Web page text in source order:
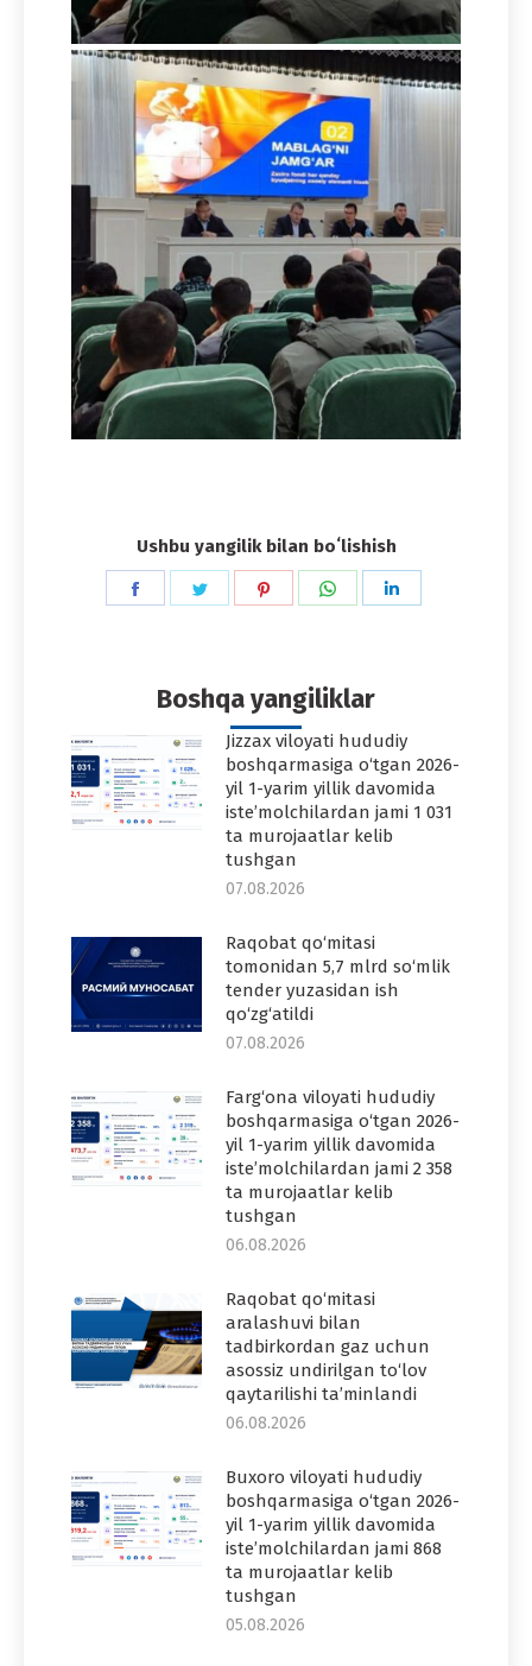
Ushbu yangilik bilan boʻlishish
Share
Share
Share
Share
Boshqa yangiliklar
Jizzax viloyati hududiy
boshqarmasiga o‘tgan 2026-
yil 1-yarim yillik davomida
iste’molchilardan jami 1 031
ta murojaatlar kelib
tushgan
07.08.2026
Raqobat qo‘mitasi
tomonidan 5,7 mlrd so‘mlik
tender yuzasidan ish
qo‘zg‘atildi
07.08.2026
Farg‘ona viloyati hududiy
boshqarmasiga o‘tgan 2026-
yil 1-yarim yillik davomida
iste’molchilardan jami 2 358
ta murojaatlar kelib
tushgan
06.08.2026
Raqobat qo‘mitasi
aralashuvi bilan
tadbirkordan gaz uchun
asossiz undirilgan to‘lov
qaytarilishi ta’minlandi
06.08.2026
Buxoro viloyati hududiy
boshqarmasiga o‘tgan 2026-
yil 1-yarim yillik davomida
iste’molchilardan jami 868
ta murojaatlar kelib
tushgan
05.08.2026